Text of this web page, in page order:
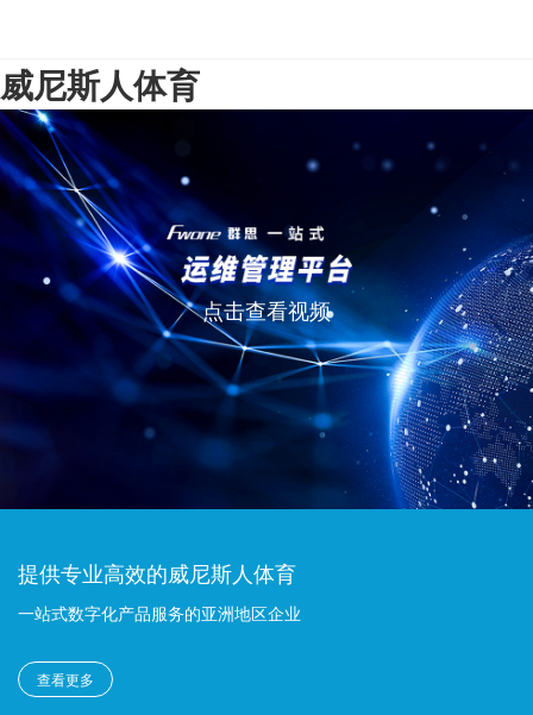
威尼斯人体育
点击查看视频
提供专业高效的威尼斯人体育
一站式数字化产品服务的亚洲地区企业
查看更多